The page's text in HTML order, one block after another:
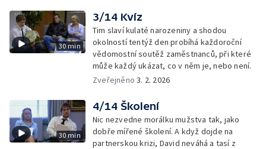
30 min
3/14 Kvíz
Tim slaví kulaté narozeniny a shodou
okolností tentýž den probíhá každoroční
vědomostní soutěž zaměstnanců, při které
může každý ukázat, co v něm je, nebo není.
Zveřejněno3. 2. 2026
30 min
4/14 Školení
Nic nezvedne morálku mužstva tak, jako
dobře mířené školení. A když dojde na
partnerskou krizi, David neváhá a tasí z